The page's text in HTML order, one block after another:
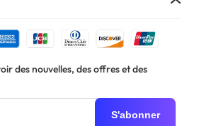
des nouvelles, des offres et des
S'abonner